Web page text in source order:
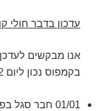
עדכון בדבר חולי
אנו מבקשים
בקמפוס נכון ליום
01/01 חבר סגל בפקולטה למדעי המחשב